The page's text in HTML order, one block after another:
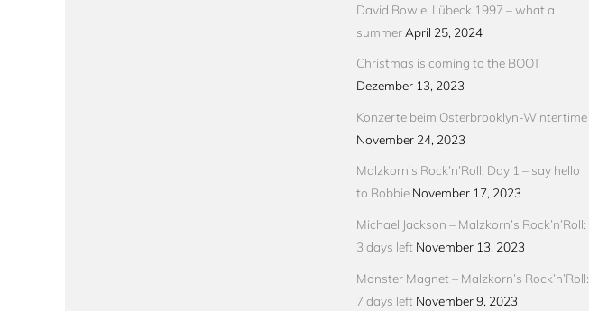
David Bowie! Lübeck 1997 – what a
summer April 25, 2024
Christmas is coming to the BOOT
Dezember 13, 2023
Konzerte beim Osterbrooklyn-Wintertime
November 24, 2023
Malzkorn’s Rock’n’Roll: Day 1 – say hello
to Robbie November 17, 2023
Michael Jackson – Malzkorn’s Rock’n’Roll:
3 days left November 13, 2023
Monster Magnet – Malzkorn’s Rock’n’Roll:
7 days left November 9, 2023